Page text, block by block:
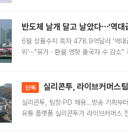
반도체 날개 달고 날았다⋯'역
6월 상품수지 흑자 478.9억달러 '역
위'⋯"유가ㆍ환율 영향 출국자 수 감소"
단독 실리콘투, 라이브커머스
실리콘투, 팀장·PD 채용…방송 기획부
유통 플랫폼 실리콘투가 라이브커머스